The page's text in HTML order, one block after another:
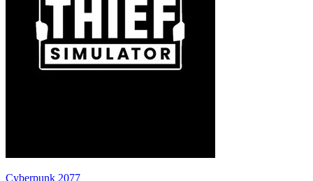
Cyberpunk 2077